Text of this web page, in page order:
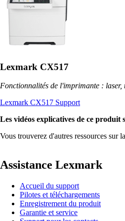
Lexmark CX517
Fonctionnalités de l'imprimante :
Lexmark CX517 Support
Les vidéos explicatives de ce produit
Vous trouverez d'autres ressources sur la
Assistance Lexmark
Accueil du support
Pilotes et téléchargements
Enregistrement du produit
Garantie et service